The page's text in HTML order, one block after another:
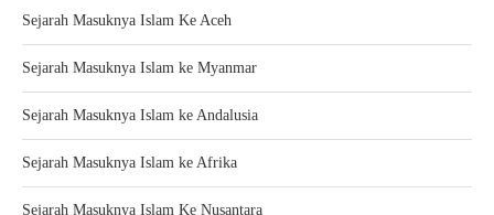
Sejarah Masuknya Islam Ke Aceh
Sejarah Masuknya Islam ke Myanmar
Sejarah Masuknya Islam ke Andalusia
Sejarah Masuknya Islam ke Afrika
Sejarah Masuknya Islam Ke Nusantara